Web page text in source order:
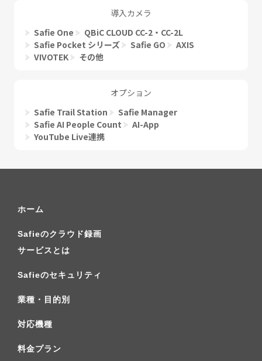
導入カメラ
Safie One
QBiC CLOUD CC-2・CC-2L
Safie Pocket シリーズ
Safie GO
AXIS
VIVOTEK
その他
オプション
Safie Trail Station
Safie Manager
Safie AI People Count
AI-App
YouTube Live連携
ホーム
Safieのクラウド録画
サービスとは
Safieのセキュリティ
業種・目的別
対応機種
料金プラン